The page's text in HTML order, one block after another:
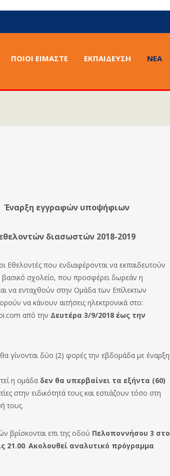
ΠΟΙΟΙ ΕΙΜΑΣΤΕ ΕΚΠΑΙΔΕΥΣΗ ΝΈΑ
Έναρξη εγγραφών υποψήφιων
διασωστών 2018-2019
Εθελοντές που ενδιαφέρονται να εκπαιδευτούν
σχολείο, που προσφέρει δωρεάν η
να ενταχθούν στην Ομάδα των Επίλεκτων
να κάνουν αιτήσεις ηλεκτρονικά στο:
από την Δευτέρα 3/9/2018 έως την
γίνονται δύο (2) φορές την εβδομάδα με έναρξη
η ομάδα δεν θα υπερβαίνει τα εξήντα (60)
στην ειδικότητά τους και εστιάζουν τόσο στη
τους.
βρίσκονται επι της οδού Πελοποννήσου 3 στο
21.00. Ακολουθεί αναλυτικό πρόγραμμα